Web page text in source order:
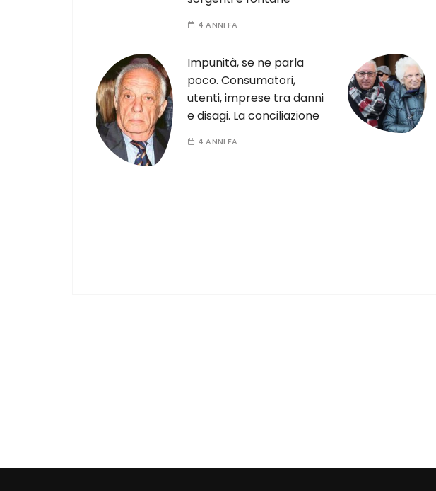
4 ANNI FA
Impunità, se ne parla
poco. Consumatori,
utenti, imprese tra danni
e disagi. La conciliazione
4 ANNI FA